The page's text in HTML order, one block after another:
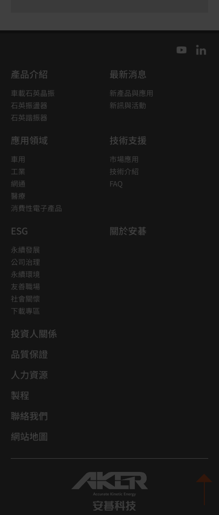
產品介紹
車載石英晶振
石英振盪器
石英諧振器
最新消息
新產品與應用
新訊與活動
應用領域
車用
工業
網通
醫療
消費性電子產品
技術支援
市場應用
技術介紹
FAQ
ESG
永續發展
公司治理
永續環境
友善職場
社會關懷
下載專區
關於安碁
投資人關係
品質保證
人力資源
製程
聯絡我們
網站地圖